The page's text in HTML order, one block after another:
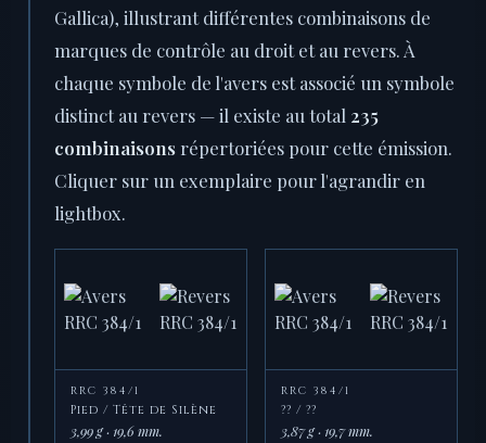
Gallica), illustrant différentes combinaisons de
marques de contrôle au droit et au revers. À
chaque symbole de l'avers est associé un symbole
distinct au revers — il existe au total 235
combinaisons répertoriées pour cette émission.
Cliquer sur un exemplaire pour l'agrandir en
lightbox.
RRC 384/1
Pied / Tête de Silène
3,99 g · 19,6 mm.
RRC 384/1
?? / ??
3,87 g · 19,7 mm.